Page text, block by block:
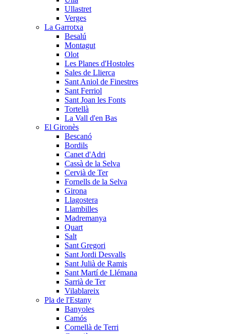
Ullastret
Verges
La Garrotxa
Besalú
Montagut
Olot
Les Planes d'Hostoles
Sales de Llierca
Sant Aniol de Finestres
Sant Ferriol
Sant Joan les Fonts
Tortellà
La Vall d'en Bas
El Gironès
Bescanó
Bordils
Canet d'Adri
Cassà de la Selva
Cervià de Ter
Fornells de la Selva
Girona
Llagostera
Llambilles
Madremanya
Quart
Salt
Sant Gregori
Sant Jordi Desvalls
Sant Julià de Ramis
Sant Martí de Llémana
Sarrià de Ter
Vilablareix
Pla de l'Estany
Banyoles
Camós
Cornellà de Terri